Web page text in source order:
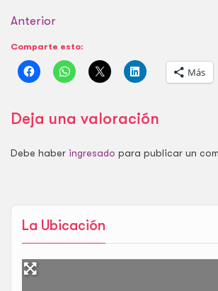
La Ubicación
Anterior
Comparte esto:
Más
Deja una valoración
Debe haber ingresado para publicar un